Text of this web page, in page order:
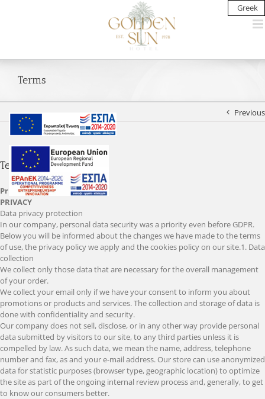
Terms
Previous
Terms
Privacy Policy
PRIVACY
Data privacy protection
In our company, personal data security was a priority even before GDPR.
Below you will be informed about the changes we have made to the terms
of use, the privacy policy we apply and the cookies policy on our site.1. Data
collection
We collect only those data that are necessary for the overall management
of your order.
We collect your email only if we have your consent to inform you about
promotions or products and services. The collection and storage of data is
done with confidentiality and security.
Our company does not sell, disclose, or in any other way provide personal
data submitted by visitors to our site, to any third parties unless it is
compelled by law. As such data, we mean the name, address, telephone
number and fax, as and your e-mail address. Our store can use anonymized
data for statistic purposes (browser type, geographic location) to optimize
the site as part of the ongoing internal review process and, generally, to get
to know our consumers better.
Greek